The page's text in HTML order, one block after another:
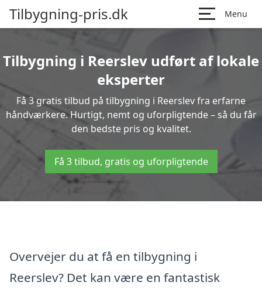
Tilbygning-pris.dk Menu
Tilbygning i Reerslev udført af lokale
eksperter
Få 3 gratis tilbud på tilbygning i Reerslev fra erfarne
håndværkere. Hurtigt, nemt og uforpligtende – så du får
den bedste pris og kvalitet.
Få 3 tilbud, gratis og uforpligtende
Overvejer du at få en tilbygning i
Reerslev? Det kan være en fantastisk